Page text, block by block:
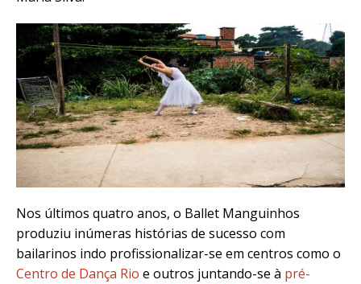
Nos últimos quatro anos, o Ballet Manguinhos
produziu inúmeras histórias de sucesso com
bailarinos indo profissionalizar-se em centros como o
Centro de Dança Rio e outros juntando-se à pré-